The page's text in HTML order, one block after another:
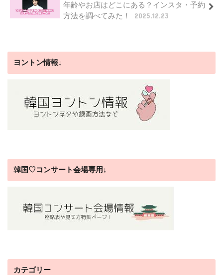
年齢やお店はどこにある？インスタ・予約
方法を調べてみた！
2025.12.23
ヨントン情報↓
韓国♡コンサート会場専用↓
カテゴリー